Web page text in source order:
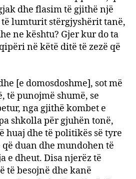
dhe flasim të gjithë një
lumturit stërgjyshërit tanë,
ne kështu? Gjer kur do ta
në këtë ditë të zezë që
[e domosdoshme], sot më
të punojmë shumë, se
nga gjithë kombet e
shkolla për gjuhën tonë,
huaj dhe të politikës së tyre
duan dhe mundohen të
e dheut. Disa njerëz të
të besojnë dhe kanë